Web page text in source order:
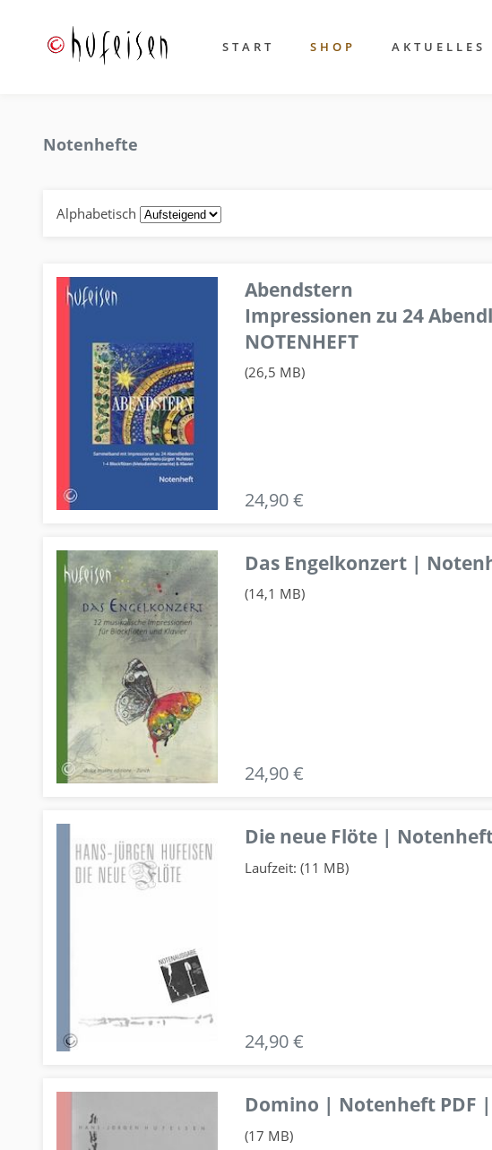
START SHOP AKTUELLES
Notenhefte
Alphabetisch
Abendstern
Impressionen zu 24
NOTENHEFT
(26,5 MB)
24,90 €
Das Engelkonzert |
(14,1 MB)
24,90 €
Die neue Flöte |
Laufzeit: (11 MB)
24,90 €
Domino | Notenheft PDF
(17 MB)